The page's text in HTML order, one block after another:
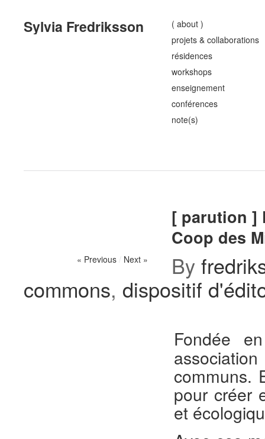
Sylvia Fredriksson
( about )
projets & collaborations
résidences
workshops
enseignement
conférences
note(s)
[ parution ]
Coop des
« Previous / Next » By
commons, dispositif
Fondée
communs.
pour créer
et